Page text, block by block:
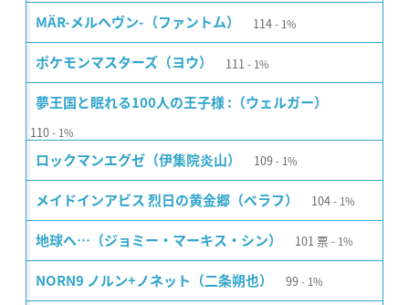
MÄR-メルヘヴン-（ファントム） 114 1%
ポケモンマスターズ（ヨウ） 111 1%
夢王国と眠れる100人の王子様 :（ウェルガー）
110 1%
ロックマンエグゼ（伊集院炎山） 109 1%
メイドインアビス 烈日の黄金郷（ベラフ） 104 1%
地球へ…（ジョミー・マーキス・シン） 101 票 1%
NORN9 ノルン+ノネット（二条朔也） 99 1%